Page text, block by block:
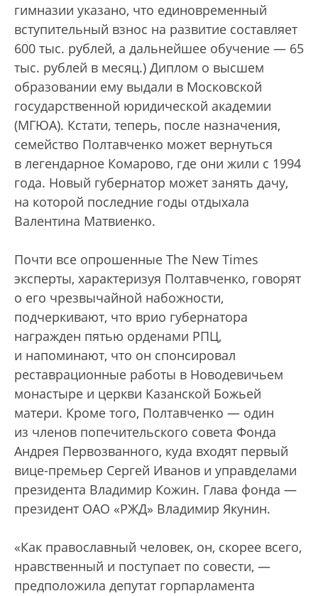
гимназии указано, что единовременный
вступительный взнос на развитие составляет
600 тыс. рублей, а дальнейшее обучение — 65
тыс. рублей в месяц.) Диплом о высшем
образовании ему выдали в Московской
государственной юридической академии
(МГЮА). Кстати, теперь, после назначения,
семейство Полтавченко может вернуться
в легендарное Комарово, где они жили с 1994
года. Новый губернатор может занять дачу,
на которой последние годы отдыхала
Валентина Матвиенко.
Почти все опрошенные The New Times
эксперты, характеризуя Полтавченко, говорят
о его чрезвычайной набожности,
подчеркивают, что врио губернатора
награжден пятью орденами РПЦ,
и напоминают, что он спонсировал
реставрационные работы в Новодевичьем
монастыре и церкви Казанской Божьей
матери. Кроме того, Полтавченко — один
из членов попечительского совета Фонда
Андрея Первозванного, куда входят первый
вице-премьер Сергей Иванов и управделами
президента Владимир Кожин. Глава фонда —
президент ОАО «РЖД» Владимир Якунин.
«Как православный человек, он, скорее всего,
нравственный и поступает по совести, —
предположила депутат горпарламента